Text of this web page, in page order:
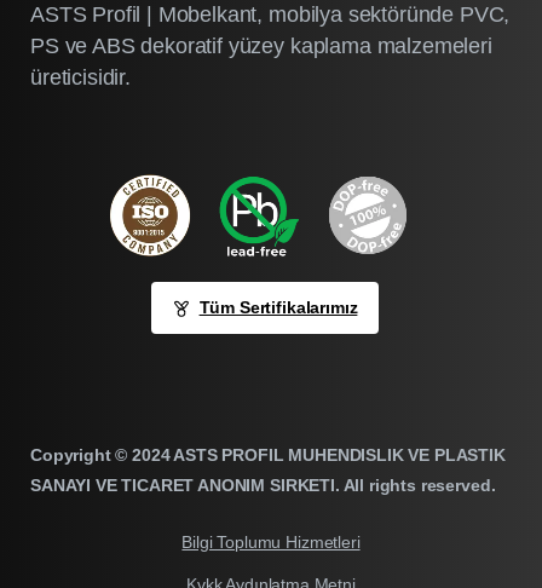
ASTS Profil | Mobelkant, mobilya sektöründe PVC,
PS ve ABS dekoratif yüzey kaplama malzemeleri
üreticisidir.
Tüm Sertifikalarımız
Copyright © 2024 ASTS PROFIL MUHENDISLIK VE PLASTIK
SANAYI VE TICARET ANONIM SIRKETI. All rights reserved.
Bilgi Toplumu Hizmetleri